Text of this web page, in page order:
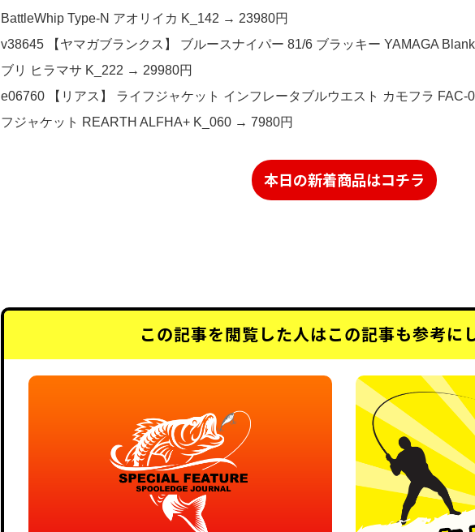
BattleWhip Type-N アオリイカ K_142 → 23980円
v38645 【ヤマガブランクス】 ブルースナイパー 81/6 ブラッキー YAMAGA
ブリ ヒラマサ K_222 → 29980円
e06760 【リアス】 ライフジャケット インフレータブルウエスト カモフラ FAC-
フジャケット REARTH ALFHA+ K_060 → 7980円
本日の新着商品はコチラ
この記事を閲覧した人はこの記事も参考に